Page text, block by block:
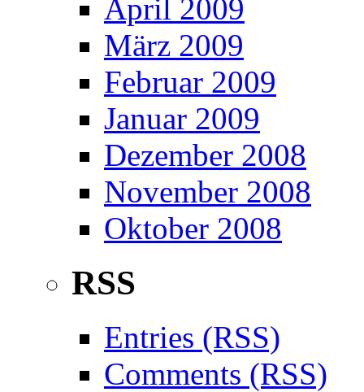
April 2009
März 2009
Februar 2009
Januar 2009
Dezember 2008
November 2008
Oktober 2008
RSS
Entries (RSS)
Comments (RSS)